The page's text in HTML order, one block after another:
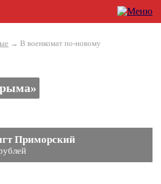
→ В военкомат по-новому
Приморский